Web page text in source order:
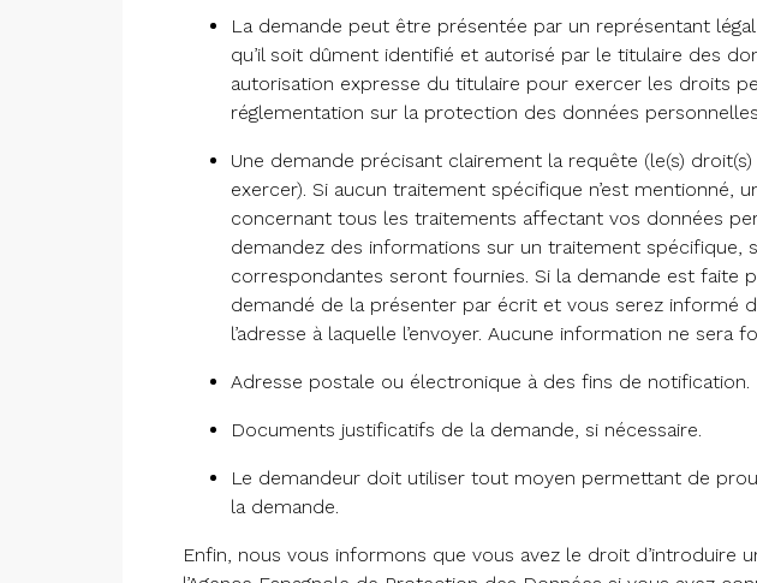
La demande peut être présentée par un représentant
qu’il soit dûment identifié et autorisé par le titulaire des
autorisation expresse du titulaire pour exercer les droits
réglementation sur la protection des données
Une demande précisant clairement la requête (le(s)
exercer). Si aucun traitement spécifique n’est mentionné,
concernant tous les traitements affectant vos données
demandez des informations sur un traitement spécifique,
correspondantes seront fournies. Si la demande est faite
demandé de la présenter par écrit et vous serez informé
l’adresse à laquelle l’envoyer. Aucune information ne sera
Adresse postale ou électronique à des fins de notification.
Documents justificatifs de la demande, si nécessaire.
Le demandeur doit utiliser tout moyen permettant de
la demande.
Enfin, nous vous informons que vous avez le droit d’introduire